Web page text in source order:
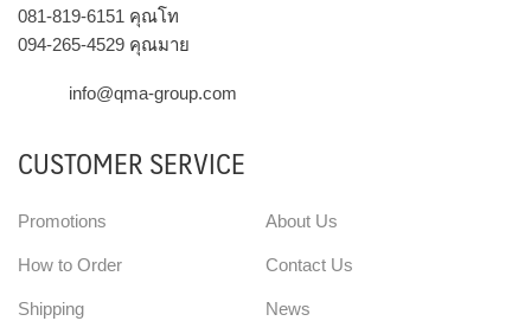
081-819-6151 คุณโท
094-265-4529 คุณมาย
info@qma-group.com
CUSTOMER SERVICE
Promotions
How to Order
Shipping
About Us
Contact Us
News